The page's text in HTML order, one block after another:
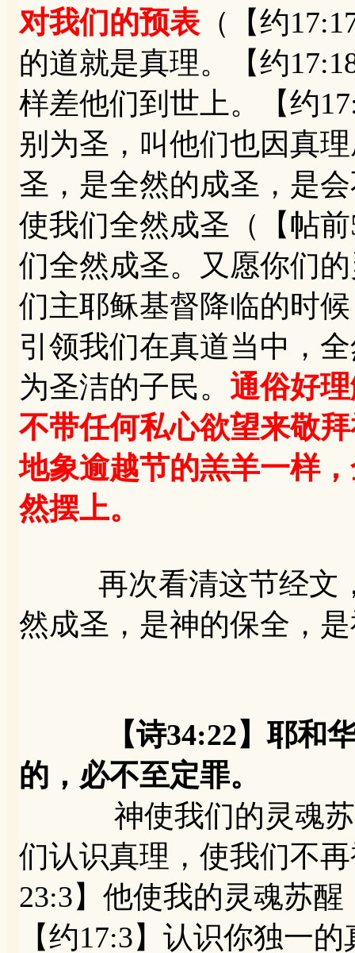
对我们的预表 （【约
的道就是真理。【约
样差他们到世上。【约
别为圣，叫他们也因真
圣，是全然的成圣，是
使我们全然成圣（【帖
们全然成圣。又愿你们
们主耶稣基督降临的时
引领我们在真道当中，
为圣洁的子民。 通俗好
不带任何私心欲望来敬
地象逾越节的羔羊一样
然摆上。
再次看清这节经文，
然成圣，是神的保全，
【诗34:22】耶和
的，必不至定罪。
神使我们的灵魂苏醒
们认识真理，使我们不
23:3】他使我的灵魂苏
【约17:3】认识你独一